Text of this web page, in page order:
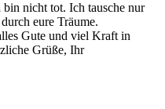
nicht tot. Ich tausche nur
eure Träume.
Gute und viel Kraft in
Grüße, Ihr